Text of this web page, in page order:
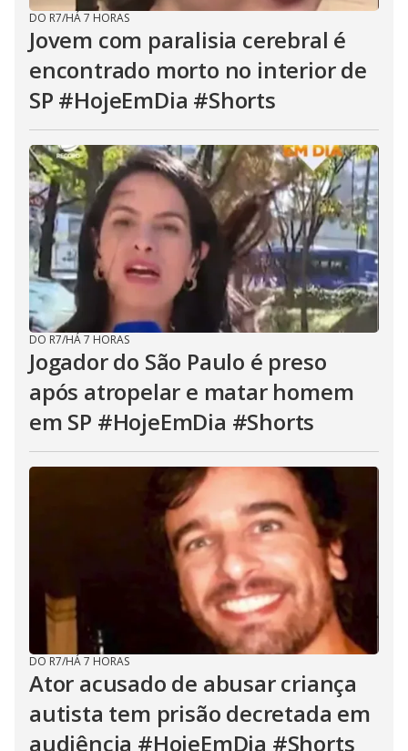
DO R7/HÁ 7 HORAS
Jovem com paralisia cerebral é
encontrado morto no interior de
SP #HojeEmDia #Shorts
DO R7/HÁ 7 HORAS
Jogador do São Paulo é preso
após atropelar e matar homem
em SP #HojeEmDia #Shorts
DO R7/HÁ 7 HORAS
Ator acusado de abusar criança
autista tem prisão decretada em
audiência #HojeEmDia #Shorts